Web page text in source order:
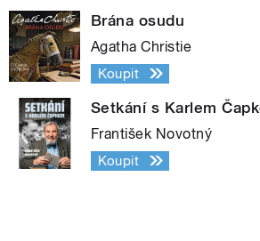
Brána osudu
Agatha Christie
Koupit
Setkání s Karlem
František Novotný
Koupit